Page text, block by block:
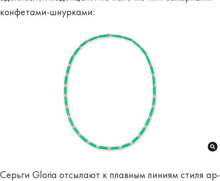
конфетами-шнурками:
Серьги Gloria отсылают к плавным линиям стиля ар-